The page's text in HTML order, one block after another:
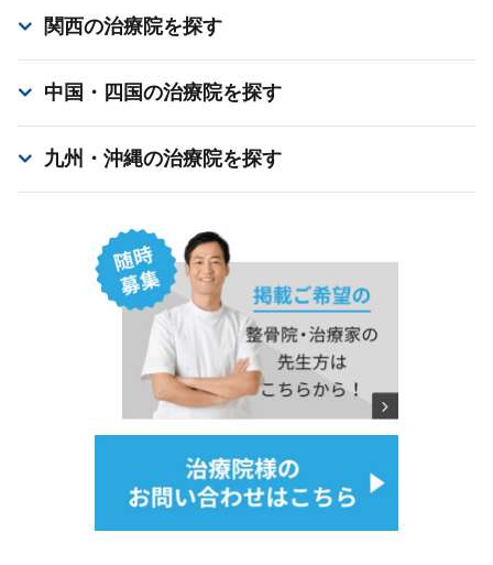
関西の治療院を探す
中国・四国の治療院を探す
九州・沖縄の治療院を探す